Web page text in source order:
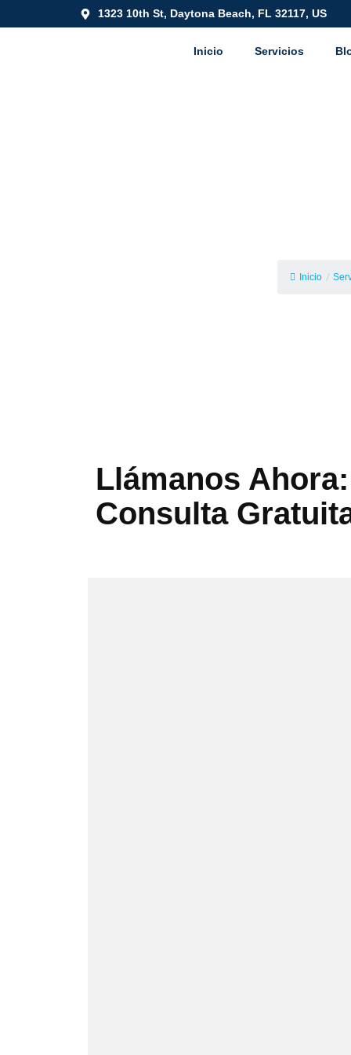
1323 10th St, Daytona Beach, FL 32117, US
Inicio Servicios
Inicio /
Llámanos
Consulta